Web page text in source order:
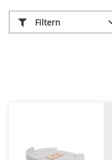
Filtern